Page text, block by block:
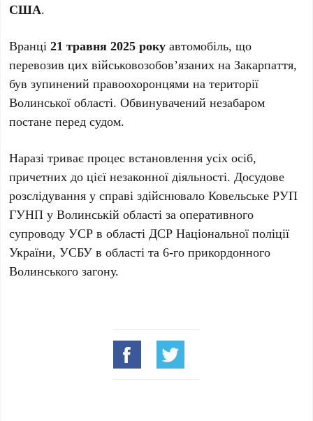
США.
Вранці21 травня 2025 року автомобіль, що
перевозив цих військовозобов’язаних на Закарпаття,
був зупинений правоохоронцями на території
Волинської області. Обвинувачений незабаром
постане перед судом.
Наразі триває процес встановлення усіх осіб,
причетних до цієї незаконної діяльності. Досудове
розслідування у справі здійснювало Ковельське РУП
ГУНП у Волинській області за оперативного
супроводу УСР в області ДСР Національної поліції
України, УСБУ в області та 6-го прикордонного
Волинського загону.